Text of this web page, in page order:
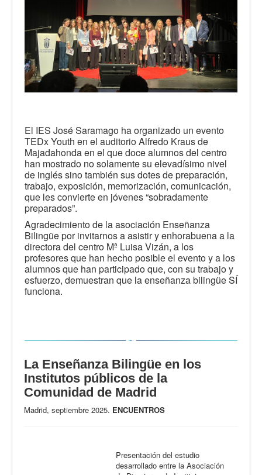
El IES José Saramago ha organizado un evento
TEDx Youth en el auditorio Alfredo Kraus de
Majadahonda en el que doce alumnos del centro
han mostrado no solamente su elevadísimo nivel
de inglés sino también sus dotes de preparación,
trabajo, exposición, memorización, comunicación,
que les convierte en jóvenes “sobradamente
preparados”.
Agradecimiento de la asociación Enseñanza
Bilingüe por invitarnos a asistir y enhorabuena a la
directora del centro Mª Luisa Vizán, a los
profesores que han hecho posible el evento y a los
alumnos que han participado que, con su trabajo y
esfuerzo, demuestran que la enseñanza bilingüe SÍ
funciona.
La Enseñanza Bilingüe en los
Institutos públicos de la
Comunidad de Madrid
Madrid, septiembre 2025. ENCUENTROS
Presentación del estudio
desarrollado entre la Asociación